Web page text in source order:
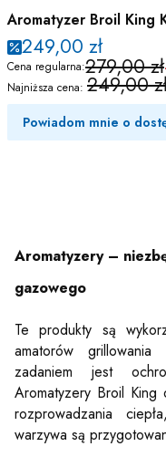
Aromatyzer Broil King
249,00 zł
Cena regularna:279,00 zł
Najniższa cena: 249,00
Powiadom mnie o
Aromatyzery –
gazowego
Te produkty są
amatorów
zadaniem jest
Aromatyzery Broil
rozprowadzania
warzywa są